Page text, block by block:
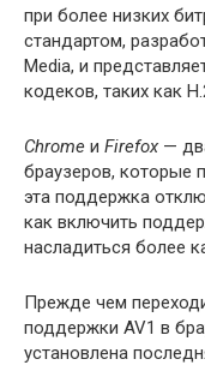
при более низких
стандартом,
Media, и
кодеков, таких как
Chrome и Firefox —
браузеров, которые
эта поддержка
как включить
насладиться более
Прежде чем
поддержки AV1 в
установлена